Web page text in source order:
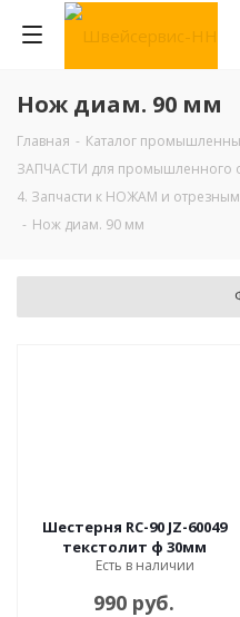
Нож диам. 90 мм
Главная - Каталог
ЗАПЧАСТИ для промышленного
4. Запчасти к НОЖАМ и
- Нож диам. 90 мм
Шестерня RC-90 JZ-60049
текстолит ф 30мм
Есть в наличии
990 руб.